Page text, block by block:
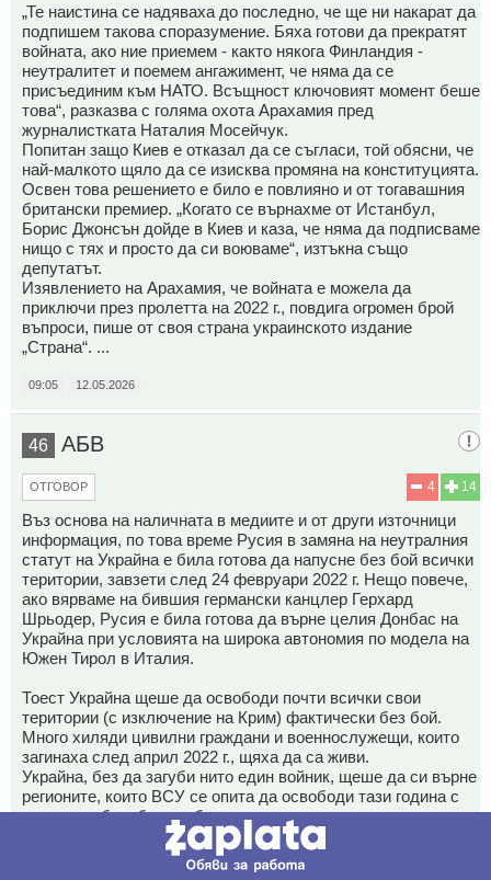
„Те наистина се надяваха до последно, че ще ни накарат да
подпишем такова споразумение. Бяха готови да прекратят
войната, ако ние приемем - както някога Финландия -
неутралитет и поемем ангажимент, че няма да се
присъединим към НАТО. Всъщност ключовият момент беше
това“, разказва с голяма охота Арахамия пред
журналистката Наталия Мосейчук.
Попитан защо Киев е отказал да се съгласи, той обясни, че
най-малкото щяло да се изисква промяна на конституцията.
Освен това решението е било е повлияно и от тогавашния
британски премиер. „Когато се върнахме от Истанбул,
Борис Джонсън дойде в Киев и каза, че няма да подписваме
нищо с тях и просто да си воюваме“, изтъкна също
депутатът.
Изявлението на Арахамия, че войната е можела да
приключи през пролетта на 2022 г., повдига огромен брой
въпроси, пише от своя страна украинското издание
„Страна“. ...
09:05 12.05.2026
46 АБВ
14
4
ОТГОВОР
Въз основа на наличната в медиите и от други източници
информация, по това време Русия в замяна на неутралния
статут на Украйна е била готова да напусне без бой всички
територии, завзети след 24 февруари 2022 г. Нещо повече,
ако вярваме на бившия германски канцлер Герхард
Шрьодер, Русия е била готова да върне целия Донбас на
Украйна при условията на широка автономия по модела на
Южен Тирол в Италия.
Тоест Украйна щеше да освободи почти всички свои
територии (с изключение на Крим) фактически без бой.
Много хиляди цивилни граждани и военнослужещи, които
загинаха след април 2022 г., щяха да са живи.
Украйна, без да загуби нито един войник, щеше да си върне
регионите, които ВСУ се опита да освободи тази година с
тежки загуби и без особен успех по време на
контранастъплението. Що се отнася до НАТО, Украйна все
още няма гаранции за присъединяване към Алианса,
посочва още „Страна“.